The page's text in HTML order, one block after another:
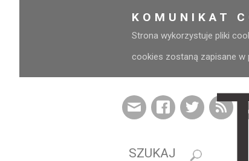
KOMUNIKAT
Strona wykorzystuje pliki
cookies zostaną zapisane w